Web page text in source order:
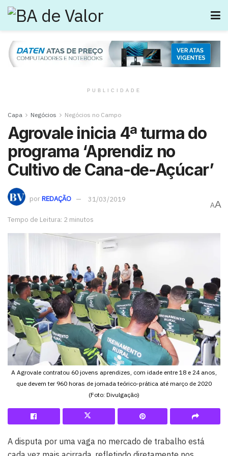
PUBLICIDADE
Capa Negócios Negócios no Campo
Agrovale inicia 4ª turma do
programa ‘Aprendiz no
Cultivo de Cana-de-Açúcar’
porREDAÇÃO 31/03/2019
Tempo de Leitura: 2 minutos
AA
A Agrovale contratou 60 jovens aprendizes, com idade entre 18 e 24 anos,
que devem ter 960 horas de jornada teórico-prática até março de 2020
(Foto: Divulgação)
A disputa por uma vaga no mercado de trabalho está